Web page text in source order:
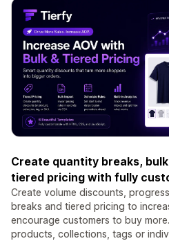
Create quantity breaks,
tiered pricing with fully
Create volume discounts,
breaks and tiered pricing to
encourage customers to buy
products, collections, tags or